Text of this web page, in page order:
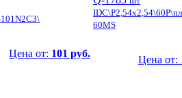
Цена от: 101 руб.
60MS
Цена от: